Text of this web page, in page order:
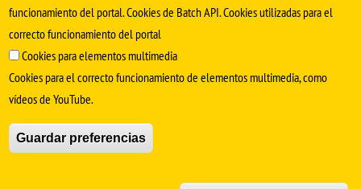
SÍGUENOS EN
Protección de datos Cookies
funcionamiento del portal. Cookies de Batch API. Cookies utilizadas para el
correcto funcionamiento del portal
Cookies para elementos multimedia
Cookies para el correcto funcionamiento de elementos multimedia, como
vídeos de YouTube.
Guardar preferencias